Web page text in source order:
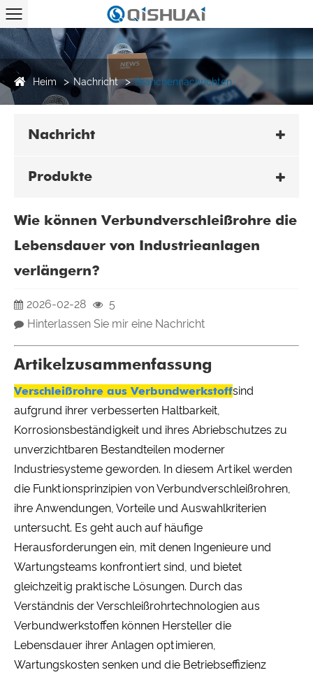
Heim Nachricht Branchennachrichten
Nachricht
Produkte
Wie können Verbundverschleißrohre die
Lebensdauer von Industrieanlagen
verlängern?
2026-02-28
5
Hinterlassen Sie mir eine Nachricht
Artikelzusammenfassung
Verschleißrohre aus Verbundwerkstoffsind
aufgrund ihrer verbesserten Haltbarkeit,
Korrosionsbeständigkeit und ihres Abriebschutzes zu
unverzichtbaren Bestandteilen moderner
Industriesysteme geworden. In diesem Artikel werden
die Funktionsprinzipien von Verbundverschleißrohren,
ihre Anwendungen, Vorteile und Auswahlkriterien
untersucht. Es geht auch auf häufige
Herausforderungen ein, mit denen Ingenieure und
Wartungsteams konfrontiert sind, und bietet
gleichzeitig praktische Lösungen. Durch das
Verständnis der Verschleißrohrtechnologien aus
Verbundwerkstoffen können Hersteller die
Lebensdauer ihrer Anlagen optimieren,
Wartungskosten senken und die Betriebseffizienz